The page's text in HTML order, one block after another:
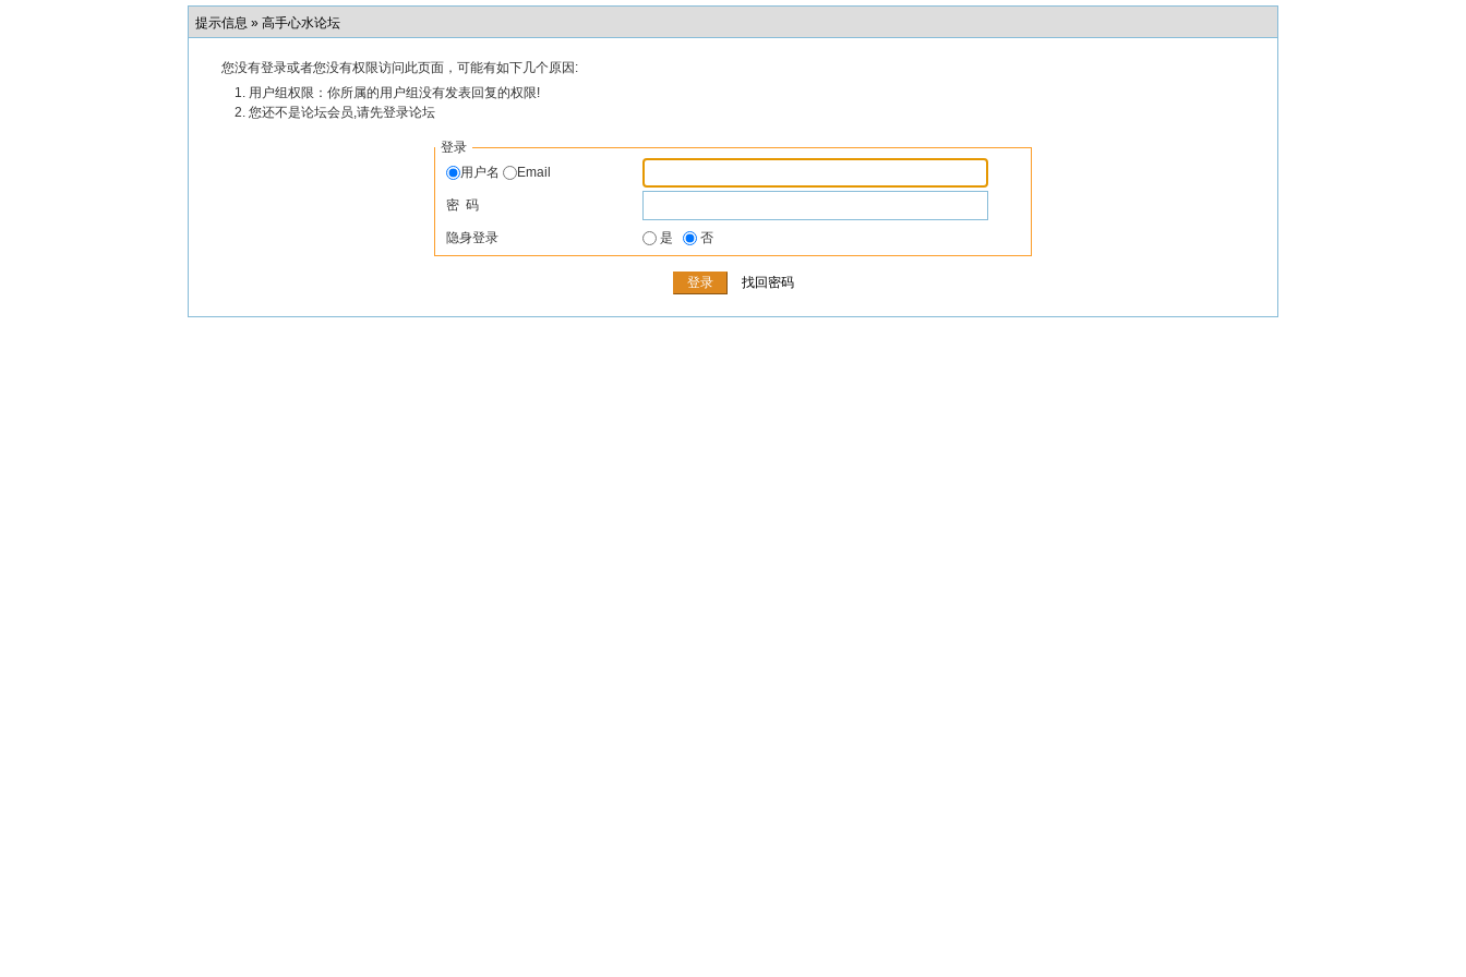
提示信息 » 高手心水论坛
您没有登录或者您没有权限访问此页面，可能有如下几个原因:
用户组权限：你所属的用户组没有发表回复的权限!
您还不是论坛会员,请先登录论坛
登录
用户名
Email
密 码
隐身登录 是 否
找回密码